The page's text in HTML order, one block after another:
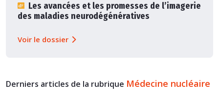
Les avancées et les promesses de l’imagerie
des maladies neurodégénératives
Voir le dossier
Derniers articles de la rubrique Médecine nucléaire